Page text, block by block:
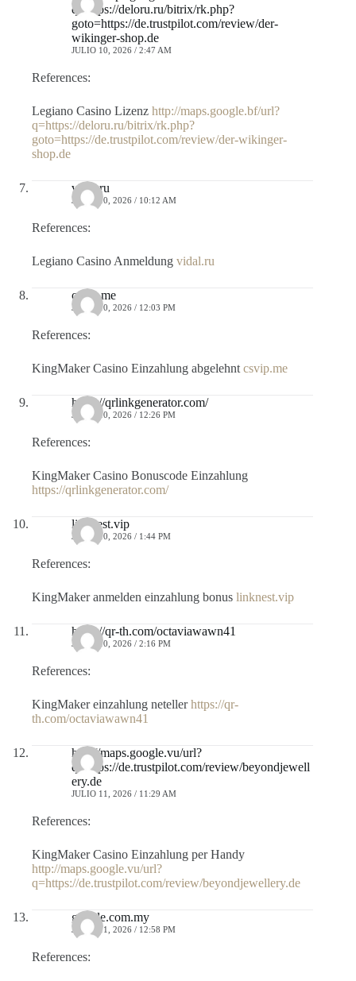
q=https://deloru.ru/bitrix/rk.php?
goto=https://de.trustpilot.com/review/der-
wikinger-shop.de
JULIO 10, 2026 / 2:47 AM
References:
Legiano Casino Lizenz http://maps.google.bf/url?
q=https://deloru.ru/bitrix/rk.php?
goto=https://de.trustpilot.com/review/der-wikinger-
shop.de
vidal.ru
JULIO 10, 2026 / 10:12 AM
References:
Legiano Casino Anmeldung vidal.ru
csvip.me
JULIO 10, 2026 / 12:03 PM
References:
KingMaker Casino Einzahlung abgelehnt csvip.me
https://qrlinkgenerator.com/
JULIO 10, 2026 / 12:26 PM
References:
KingMaker Casino Bonuscode Einzahlung
https://qrlinkgenerator.com/
linknest.vip
JULIO 10, 2026 / 1:44 PM
References:
KingMaker anmelden einzahlung bonus linknest.vip
https://qr-th.com/octaviawawn41
JULIO 10, 2026 / 2:16 PM
References:
KingMaker einzahlung netellerhttps://qr-
th.com/octaviawawn41
http://maps.google.vu/url?
q=https://de.trustpilot.com/review/beyondjewell
ery.de
JULIO 11, 2026 / 11:29 AM
References:
KingMaker Casino Einzahlung per Handy
http://maps.google.vu/url?
q=https://de.trustpilot.com/review/beyondjewellery.de
google.com.my
JULIO 11, 2026 / 12:58 PM
References: